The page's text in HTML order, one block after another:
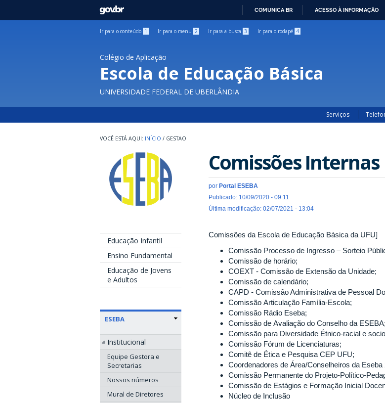
GOVBR
COMUNICA BR ACESSO À INFORMAÇÃO
Ir para o conteúdo 1 Ir para o menu 2 Ir para a busca 3 Ir para o rodapé 4
Colégio de Aplicação
Escola de Educação Básica
UNIVERSIDADE FEDERAL DE UBERLÂNDIA
Serviços
INÍCIO / GESTAO
Educação Infantil
Ensino Fundamental
Educação de Jovens
e Adultos
ESEBA
Institucional
Equipe Gestora e
Secretarias
Nossos números
Mural de Diretores
Comissões Internas
por Portal ESEBA
Publicado: 10/09/2020 - 09:11
Última modificação: 02/07/2021 - 13:04
Comissões da Escola de Educação Básica da UFU]
Comissão Processo de Ingresso – Sorteio
Comissão de horário;
COEXT - Comissão de Extensão da Unidade;
Comissão de calendário;
CAPD - Comissão Administrativa de Pessoal
Comissão Articulação Família-Escola;
Comissão Rádio Eseba;
Comissão de Avaliação do Conselho da ESEBA;
Comissão para Diversidade Étnico-racial e
Comissão Fórum de Licenciaturas;
Comitê de Ética e Pesquisa CEP UFU;
Coordenadores de Área/Conselheiros da Eseba
Comissão Permanente do Projeto-Político-
Comissão de Estágios e Formação Inicial
Núcleo de Inclusão